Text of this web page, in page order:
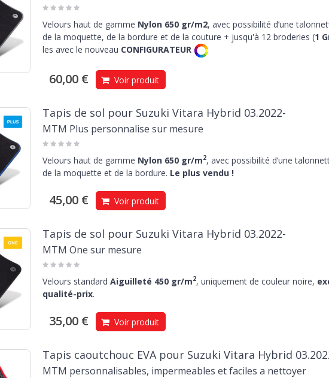
Velours haut de gamme Nylon 650 gr/m2, avec possibilité d’une
de la moquette, de la bordure et de la couture + jusqu'à 12 broderies (1
les avec le nouveau CONFIGURATEUR
60,00 € Voir produit
Tapis de sol pour Suzuki Vitara Hybrid 03.2022-
MTM Plus personnalise sur mesure
Velours haut de gamme Nylon 650 gr/m2, avec possibilité d’une
de la moquette et de la bordure. Le plus vendu !
45,00 € Voir produit
Tapis de sol pour Suzuki Vitara Hybrid 03.2022-
MTM One sur mesure
Velours standard Aiguilleté 450 gr/m2, uniquement de couleur noire,
qualité-prix.
35,00 € Voir produit
Tapis caoutchouc EVA pour Suzuki Vitara Hybrid
MTM personnalisables, impermeables et faciles a nettoyer